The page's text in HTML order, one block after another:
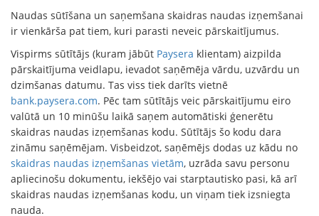
Naudas sūtīšana un saņemšana skaidras naudas izņemšanai
ir vienkārša pat tiem, kuri parasti neveic pārskaitījumus.
Vispirms sūtītājs (kuram jābūt Paysera klientam) aizpilda
pārskaitījuma veidlapu, ievadot saņēmēja vārdu, uzvārdu un
dzimšanas datumu. Tas viss tiek darīts vietnē
bank.paysera.com. Pēc tam sūtītājs veic pārskaitījumu eiro
valūtā un 10 minūšu laikā saņem automātiski ģenerētu
skaidras naudas izņemšanas kodu. Sūtītājs šo kodu dara
zināmu saņēmējam. Visbeidzot, saņēmējs dodas uz kādu no
skaidras naudas izņemšanas vietām, uzrāda savu personu
apliecinošu dokumentu, iekšējo vai starptautisko pasi, kā arī
skaidras naudas izņemšanas kodu, un viņam tiek izsniegta
nauda.